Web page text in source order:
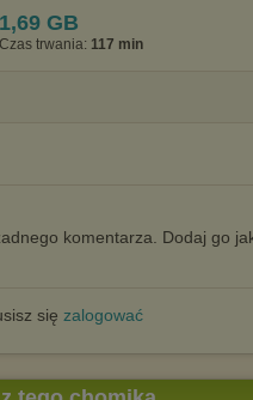
1,69 GB
Czas trwania: 117 min
komentarza. Dodaj go
się zalogować